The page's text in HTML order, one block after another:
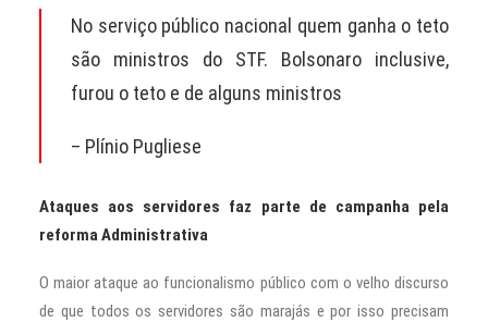
No serviço público nacional quem ganha o teto
são ministros do STF. Bolsonaro inclusive,
furou o teto e de alguns ministros
– Plínio Pugliese
Ataques aos servidores faz parte de campanha pela
reforma Administrativa
O maior ataque ao funcionalismo público com o velho discurso
de que todos os servidores são marajás e por isso precisam